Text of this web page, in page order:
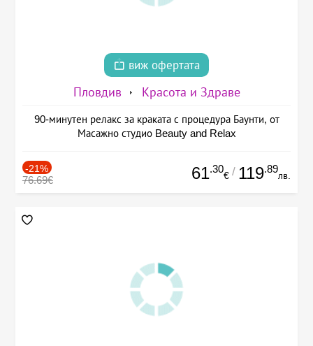
виж офертата
Пловдив Красота и Здраве
90-минутен релакс за краката с процедура Баунти, от
Масажно студио Beauty and Relax
-21%
76.69€ 61.30
€ / 119.89
лв.